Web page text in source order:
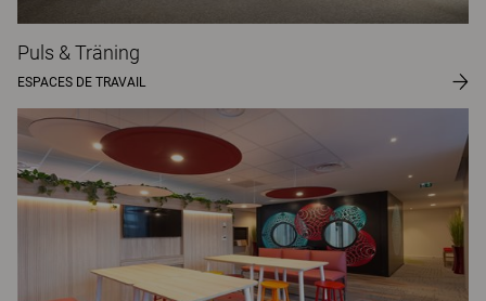
Puls & Träning
ESPACES DE TRAVAIL